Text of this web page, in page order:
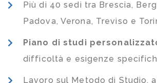
Più di 40 sedi tra Brescia,
Padova, Verona, Treviso e
Piano di studi
difficoltà e esigenze
Lavoro sul Metodo di Studio,